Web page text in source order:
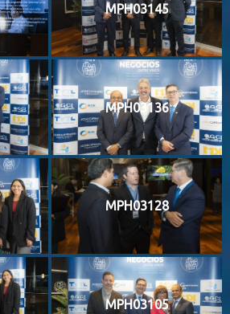
MPH03145
MPH03136
MPH03128
MPH03105